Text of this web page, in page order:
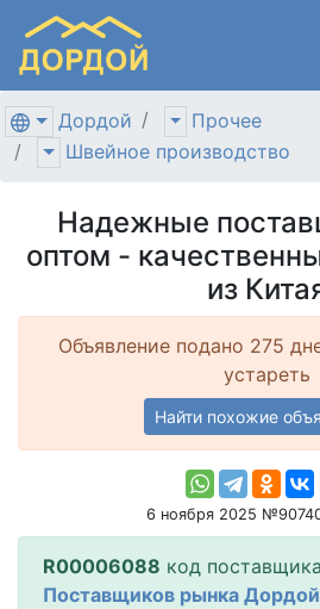
Дордой
Прочее
Швейное производство
Надежные
оптом -
из
Объявление подано 275
устареть
Найти похожие
6 ноября 2025
R00006088 код
Поставщиков рынка Дордой